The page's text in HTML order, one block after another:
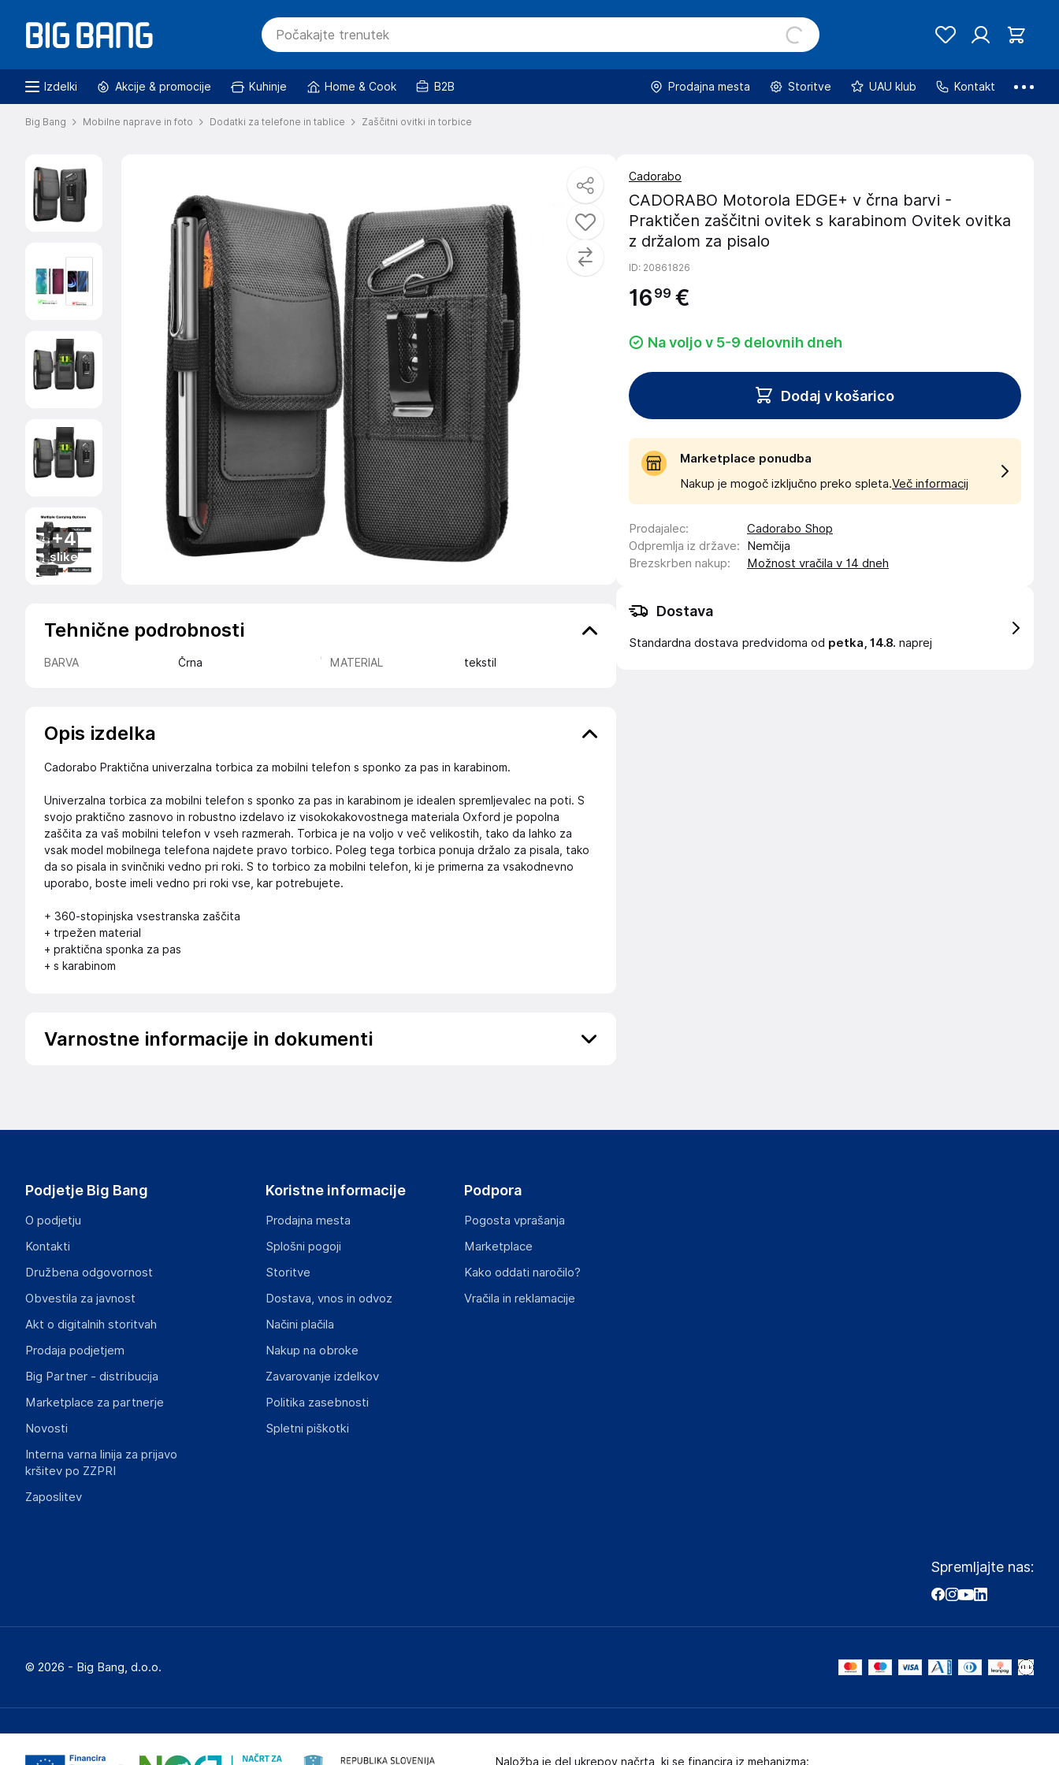
Izdelki Akcije & promocije Kuhinje Home & Cook B2B Prodajna mesta Storitve UAU klub Kontakt
Big Bang Mobilne naprave in foto Dodatki za telefone in tablice Zaščitni ovitki in torbice
+4
slike
Tehnične podrobnosti
BARVA Črna MATERIAL tekstil
Opis izdelka
Cadorabo Praktična univerzalna torbica za mobilni telefon s sponko za pas in karabinom.
Univerzalna torbica za mobilni telefon s sponko za pas in karabinom je idealen spremljevalec na poti. S
svojo praktično zasnovo in robustno izdelavo iz visokokakovostnega materiala Oxford je popolna
zaščita za vaš mobilni telefon v vseh razmerah. Torbica je na voljo v več velikostih, tako da lahko za
vsak model mobilnega telefona najdete pravo torbico. Poleg tega torbica ponuja držalo za pisala, tako
da so pisala in svinčniki vedno pri roki. S to torbico za mobilni telefon, ki je primerna za vsakodnevno
uporabo, boste imeli vedno pri roki vse, kar potrebujete.
+ 360-stopinjska vsestranska zaščita
+ trpežen material
+ praktična sponka za pas
+ s karabinom
Varnostne informacije in dokumenti
Slike o varnosti izdelka vsebujejo opozorila na embalaži izdelka in lahko vključujejo ključne varnostne
Produktni dokumenti z opozorili ter varnostnimi in drugimi ključnimi informacijami, povezanimi z določenim
izdelkom.
Cadorabo
CADORABO Motorola EDGE+ v črna barvi -
Praktičen zaščitni ovitek s karabinom Ovitek ovitka
z držalom za pisalo
ID: 20861826
16 99 €
Na voljo v 5-9 delovnih dneh
Dodaj v košarico
Marketplace ponudba
Nakup je mogoč izključno preko spleta.Več informacij
Prodajalec:
Cadorabo Shop
Odpremlja iz države:
Nemčija
Brezskrben nakup: Možnost vračila v 14 dneh
Dostava
Standardna dostava predvidoma od petka, 14.8. naprej
Podjetje Big Bang
O podjetju
Kontakti
Družbena odgovornost
Obvestila za javnost
Akt o digitalnih storitvah
Prodaja podjetjem
Big Partner - distribucija
Marketplace za partnerje
Novosti
Interna varna linija za prijavo
kršitev po ZZPRI
Zaposlitev
Koristne informacije
Prodajna mesta
Splošni pogoji
Storitve
Dostava, vnos in odvoz
Načini plačila
Nakup na obroke
Zavarovanje izdelkov
Politika zasebnosti
Spletni piškotki
Podpora
Pogosta vprašanja
Marketplace
Kako oddati naročilo?
Vračila in reklamacije
Spremljajte nas:
© 2026 - Big Bang, d.o.o.
Naložba je del ukrepov načrta, ki se financira iz mehanizma: